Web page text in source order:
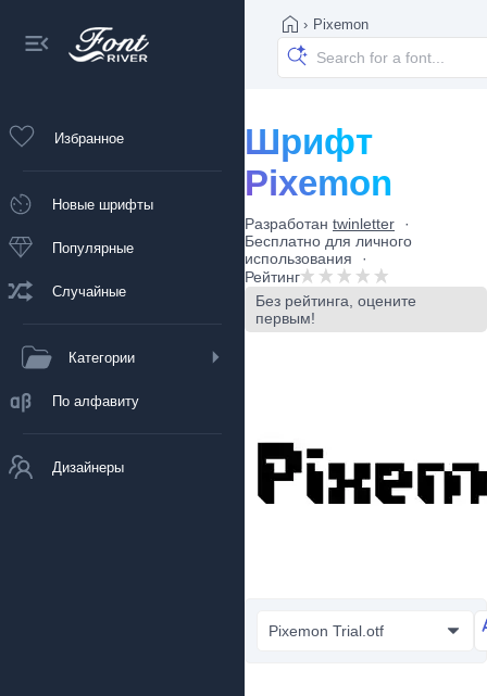
Избранное
Новые шрифты
Популярные
Случайные
Категории
По алфавиту
Дизайнеры
› Pixemon
Шрифт
Pixemon
Разработан twinletter
Бесплатно для личного
использования
Рейтинг
Без рейтинга, оцените
первым!
Pixemon Trial.otf